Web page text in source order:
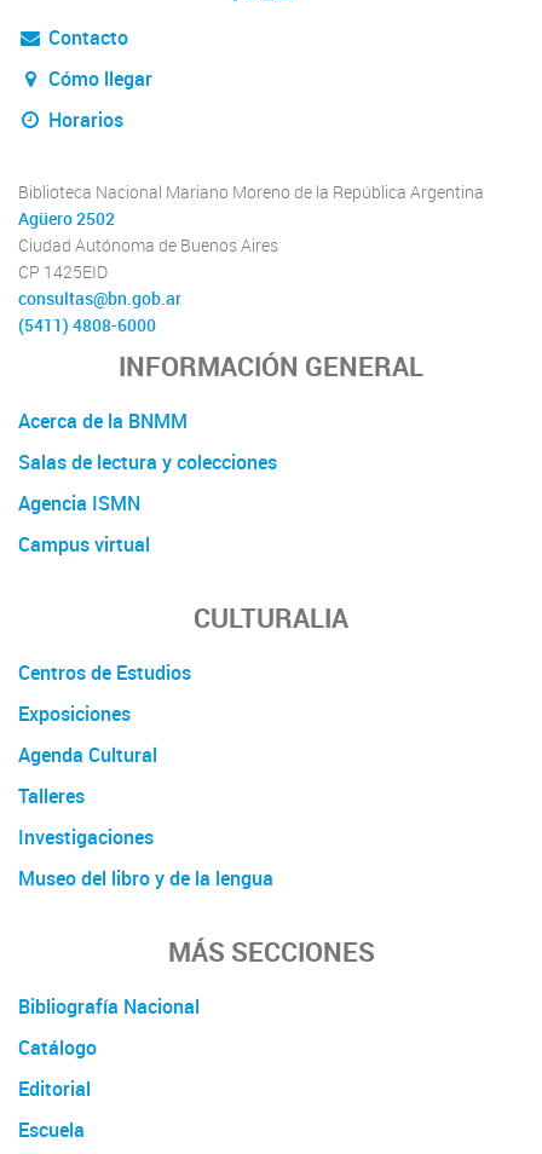
Contacto
Cómo llegar
Horarios
Biblioteca Nacional Mariano Moreno de la República Argentina
Agüero 2502
Ciudad Autónoma de Buenos Aires
CP 1425EID
consultas@bn.gob.ar
(5411) 4808-6000
INFORMACIÓN GENERAL
Acerca de la BNMM
Salas de lectura y colecciones
Agencia ISMN
Campus virtual
CULTURALIA
Centros de Estudios
Exposiciones
Agenda Cultural
Talleres
Investigaciones
Museo del libro y de la lengua
MÁS SECCIONES
Bibliografía Nacional
Catálogo
Editorial
Escuela